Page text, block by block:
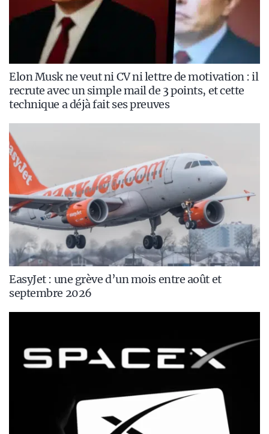
Elon Musk ne veut ni CV ni lettre de motivation : il
recrute avec un simple mail de 3 points, et cette
technique a déjà fait ses preuves
EasyJet : une grève d’un mois entre août et
septembre 2026